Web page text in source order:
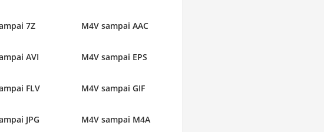
7Z M4V sampai AAC
AVI M4V sampai EPS
FLV M4V sampai GIF
JPG M4V sampai M4A